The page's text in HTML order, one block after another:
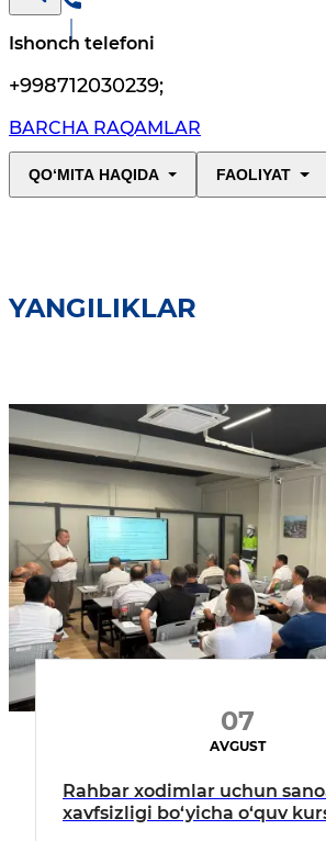
Ishonch telefoni
+998712030239;
BARCHA RAQAMLAR
QO‘MITA HAQIDA FAOLIYAT
YANGILIKLAR
07
AVGUST
Rahbar xodimlar uchun
xavfsizligi bo‘yicha o‘quv